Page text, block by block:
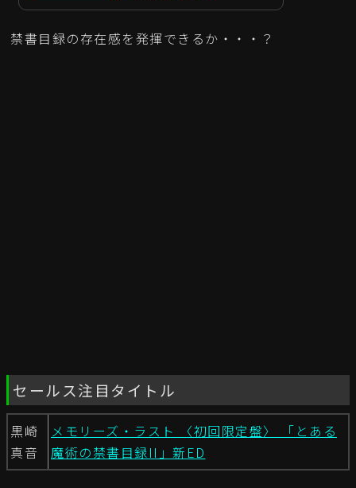
禁書目録の存在感を発揮できるか・・・？
セールス注目タイトル
黒崎
真音
メモリーズ・ラスト 〈初回限定盤〉 「とある
魔術の禁書目録II」新ED